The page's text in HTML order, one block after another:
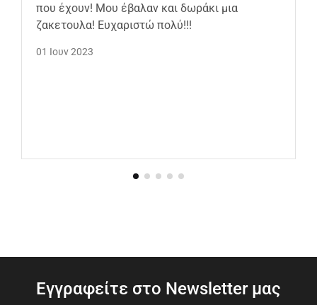
που έχουν! Μου έβαλαν και δωράκι μια
ζακετουλα! Ευχαριστώ πολύ!!!
01 Ιουν 2023
Εγγραφείτε στο Newsletter μας